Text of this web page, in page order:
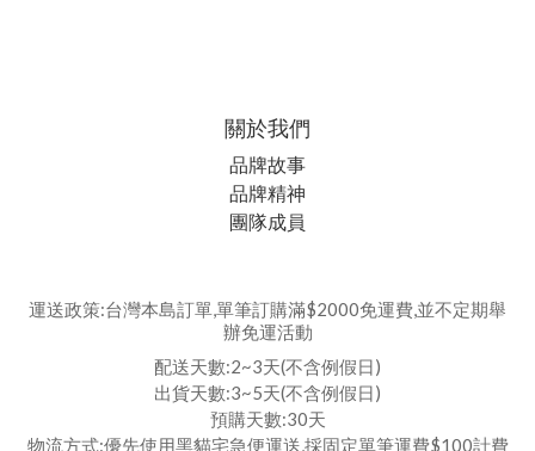
關於我們
品牌故事
品牌精神
團隊成員
運送政策:台灣本島訂單,單筆訂購滿$2000免運費,並不定期舉
辦免運活動
配送天數:2~3天(不含例假日)
出貨天數:3~5天(不含例假日)
預購天數:30天
物流方式:優先使用黑貓宅急便運送,採固定單筆運費$100計費